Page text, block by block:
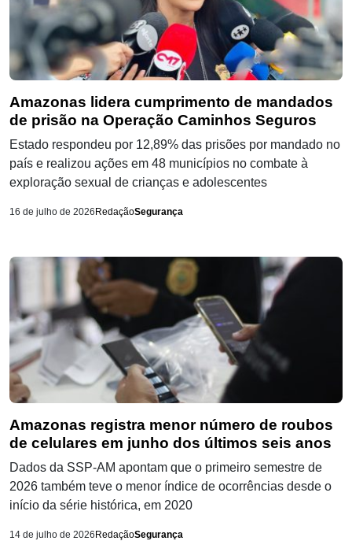
Amazonas lidera cumprimento de mandados
de prisão na Operação Caminhos Seguros
Estado respondeu por 12,89% das prisões por mandado no
país e realizou ações em 48 municípios no combate à
exploração sexual de crianças e adolescentes
16 de julho de 2026RedaçãoSegurança
Amazonas registra menor número de roubos
de celulares em junho dos últimos seis anos
Dados da SSP-AM apontam que o primeiro semestre de
2026 também teve o menor índice de ocorrências desde o
início da série histórica, em 2020
14 de julho de 2026RedaçãoSegurança